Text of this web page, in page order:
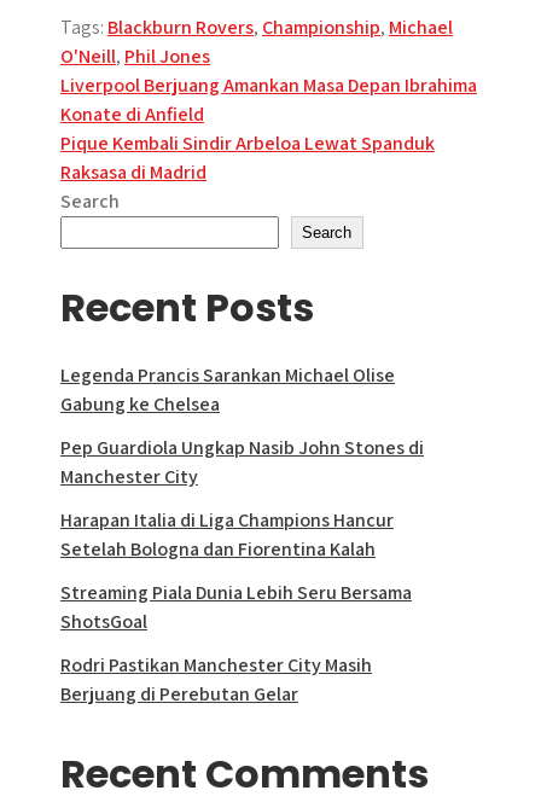
Tags: Blackburn Rovers, Championship, Michael
O'Neill, Phil Jones
Post
navigation
Liverpool Berjuang Amankan Masa Depan Ibrahima
Konate di Anfield
Pique Kembali Sindir Arbeloa Lewat Spanduk
Raksasa di Madrid
Search
Search
Recent Posts
Legenda Prancis Sarankan Michael Olise
Gabung ke Chelsea
Pep Guardiola Ungkap Nasib John Stones di
Manchester City
Harapan Italia di Liga Champions Hancur
Setelah Bologna dan Fiorentina Kalah
Streaming Piala Dunia Lebih Seru Bersama
ShotsGoal
Rodri Pastikan Manchester City Masih
Berjuang di Perebutan Gelar
Recent Comments